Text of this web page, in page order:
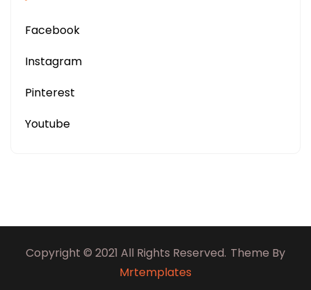
Facebook
Instagram
Pinterest
Youtube
Copyright © 2021 All Rights Reserved. Theme By
Mrtemplates